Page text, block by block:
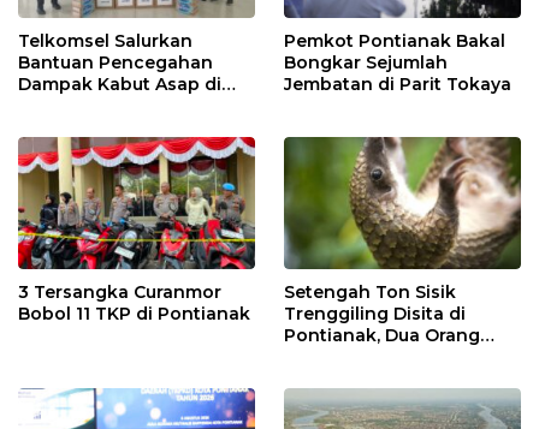
Telkomsel Salurkan
Bantuan Pencegahan
Dampak Kabut Asap di
Pemkot Pontianak Bakal
Bongkar Sejumlah
Jembatan di Parit Tokaya
3 Tersangka Curanmor
Bobol 11 TKP di Pontianak
Setengah Ton Sisik
Trenggiling Disita di
Pontianak, Dua Orang